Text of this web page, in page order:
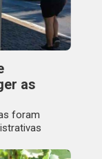
as
foram